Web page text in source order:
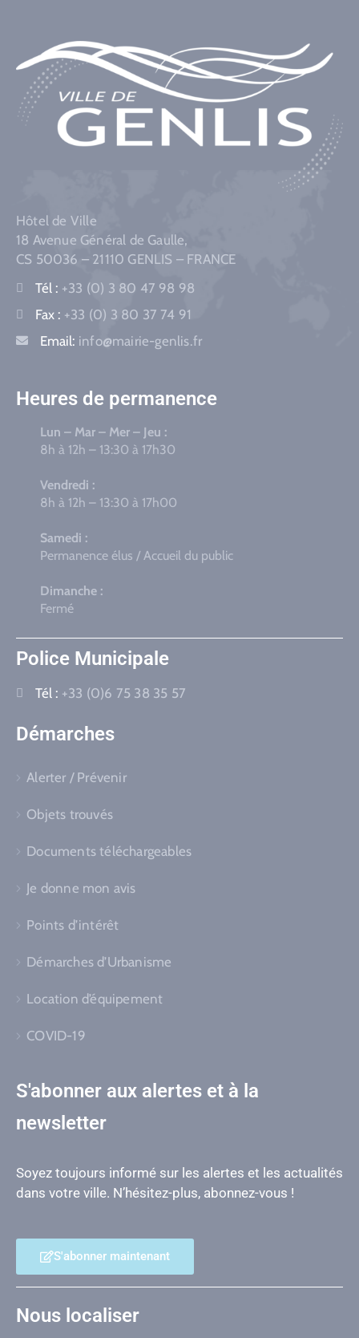
Hôtel de Ville
18 Avenue Général de Gaulle,
CS 50036 – 21110 GENLIS – FRANCE
Tél : +33 (0) 3 80 47 98 98
Fax : +33 (0) 3 80 37 74 91
Email: info@mairie-genlis.fr
Heures de permanence
Lun – Mar – Mer – Jeu :
8h à 12h – 13:30 à 17h30
Vendredi :
8h à 12h – 13:30 à 17h00
Samedi :
Permanence élus / Accueil du public
Dimanche :
Fermé
Police Municipale
Tél : +33 (0)6 75 38 35 57
Démarches
Alerter / Prévenir
Objets trouvés
Documents téléchargeables
Je donne mon avis
Points d’intérêt
Démarches d’Urbanisme
Location d’équipement
COVID-19
S'abonner aux alertes et à la
newsletter
Soyez toujours informé sur les alertes et les actualités
dans votre ville. N’hésitez-plus, abonnez-vous !
S'abonner maintenant
Nous localiser